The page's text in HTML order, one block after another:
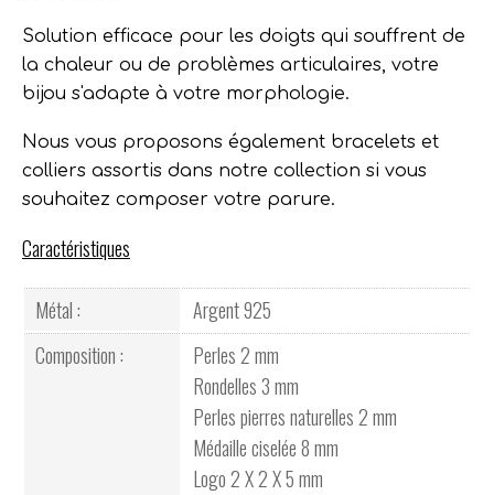
Solution efficace pour les doigts qui souffrent de
la chaleur ou de problèmes articulaires, votre
bijou s'adapte à votre morphologie.
Nous vous proposons également bracelets et
colliers assortis dans notre collection si vous
souhaitez composer votre parure.
Caractéristiques
Métal :
Argent 925
Composition :
Perles 2 mm
Rondelles 3 mm
Perles pierres naturelles 2 mm
Médaille ciselée 8 mm
Logo 2 X 2 X 5 mm